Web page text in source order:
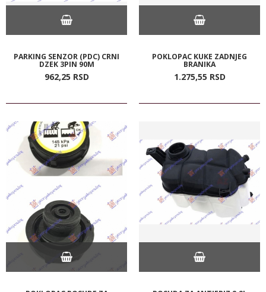
PARKING SENZOR (PDC) CRNI
DZEK 3PIN 90M
962,25 RSD
POKLOPAC KUKE ZADNJEG
BRANIKA
1.275,55 RSD